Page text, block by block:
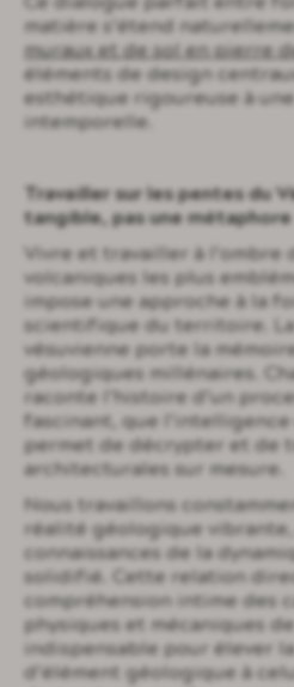
Ce dialogue parfait entre
matière s’étend
muraux et de sol en pierre
éléments de design
esthétique rigoureuse à
intemporelle.
Travailler sur les pentes du Vésuve : une réalité
tangible, pas une métaphore
Vivre et travailler à l’ombre
volcaniques les plus
impose une approche à la
scientifique du territoire.
vésuvienne porte la
géologiques millénaires.
raconte l’histoire d’un
fascinant, que l’intelligence
permet de décrypter et de
architecturales sur mesure.
Nous travaillons
réalité géologique
connaissances de la
solidifié. Cette relation
compréhension intime des
physiques et mécaniques
indispensable pour élever
d’élément géologique à